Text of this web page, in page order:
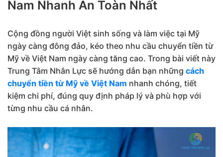
Nam Nhanh An Toàn Nhất
Cộng đồng người Việt sinh sống và làm việc tại Mỹ
ngày càng đông đảo, kéo theo nhu cầu chuyển tiền từ
Mỹ về Việt Nam ngày càng tăng cao. Trong bài viết này
Trung Tâm Nhân Lực sẽ hướng dẫn bạn những cách
chuyển tiền từ Mỹ về Việt Nam nhanh chóng, tiết
kiệm chi phí, đúng quy định pháp lý và phù hợp với
từng nhu cầu cá nhân.